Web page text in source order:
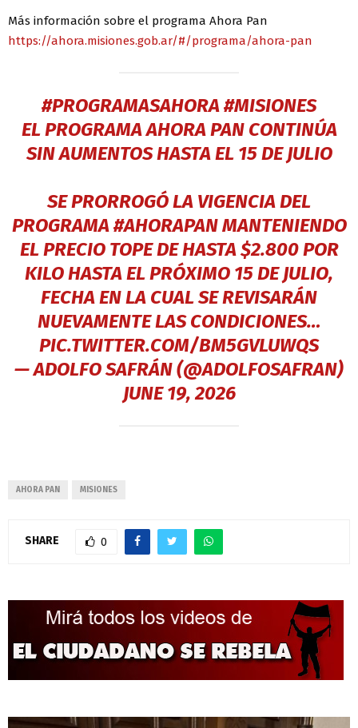
Más información sobre el programa Ahora Pan
https://ahora.misiones.gob.ar/#/programa/ahora-pan
#PROGRAMASAHORA #MISIONES
EL PROGRAMA AHORA PAN CONTINÚA
SIN AUMENTOS HASTA EL 15 DE JULIO
SE PRORROGÓ LA VIGENCIA DEL
PROGRAMA #AHORAPANMANTENIENDO
EL PRECIO TOPE DE HASTA $2.800 POR
KILO HASTA EL PRÓXIMO 15 DE JULIO,
FECHA EN LA CUAL SE REVISARÁN
NUEVAMENTE LAS CONDICIONES…
PIC.TWITTER.COM/BM5GVLUWQS
— ADOLFO SAFRÁN (@ADOLFOSAFRAN)
JUNE 19, 2026
AHORA PAN MISIONES
SHARE 0